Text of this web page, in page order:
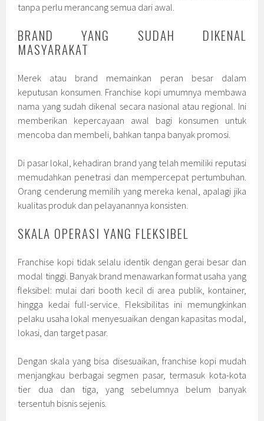
tanpa perlu merancang semua dari awal.
BRAND YANG SUDAH DIKENAL
MASYARAKAT
Merek atau brand memainkan peran besar dalam
keputusan konsumen. Franchise kopi umumnya membawa
nama yang sudah dikenal secara nasional atau regional. Ini
memberikan kepercayaan awal bagi konsumen untuk
mencoba dan membeli, bahkan tanpa banyak promosi.
Di pasar lokal, kehadiran brand yang telah memiliki reputasi
memudahkan penetrasi dan mempercepat pertumbuhan.
Orang cenderung memilih yang mereka kenal, apalagi jika
kualitas produk dan pelayanannya konsisten.
SKALA OPERASI YANG FLEKSIBEL
Franchise kopi tidak selalu identik dengan gerai besar dan
modal tinggi. Banyak brand menawarkan format usaha yang
fleksibel: mulai dari booth kecil di area publik, kontainer,
hingga kedai full-service. Fleksibilitas ini memungkinkan
pelaku usaha lokal menyesuaikan dengan kapasitas modal,
lokasi, dan target pasar.
Dengan skala yang bisa disesuaikan, franchise kopi mudah
menjangkau berbagai segmen pasar, termasuk kota-kota
tier dua dan tiga, yang sebelumnya belum banyak
tersentuh bisnis sejenis.